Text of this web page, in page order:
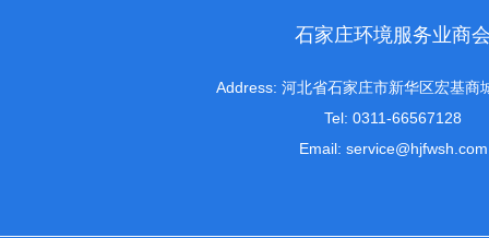
石家庄环境服务业商
Address: 河北省石家庄市新华区宏基商
Tel: 0311-66567128
Email: service@hjfwsh.com